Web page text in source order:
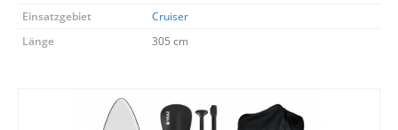
Einsatzgebiet
Cruiser
Länge
305 cm